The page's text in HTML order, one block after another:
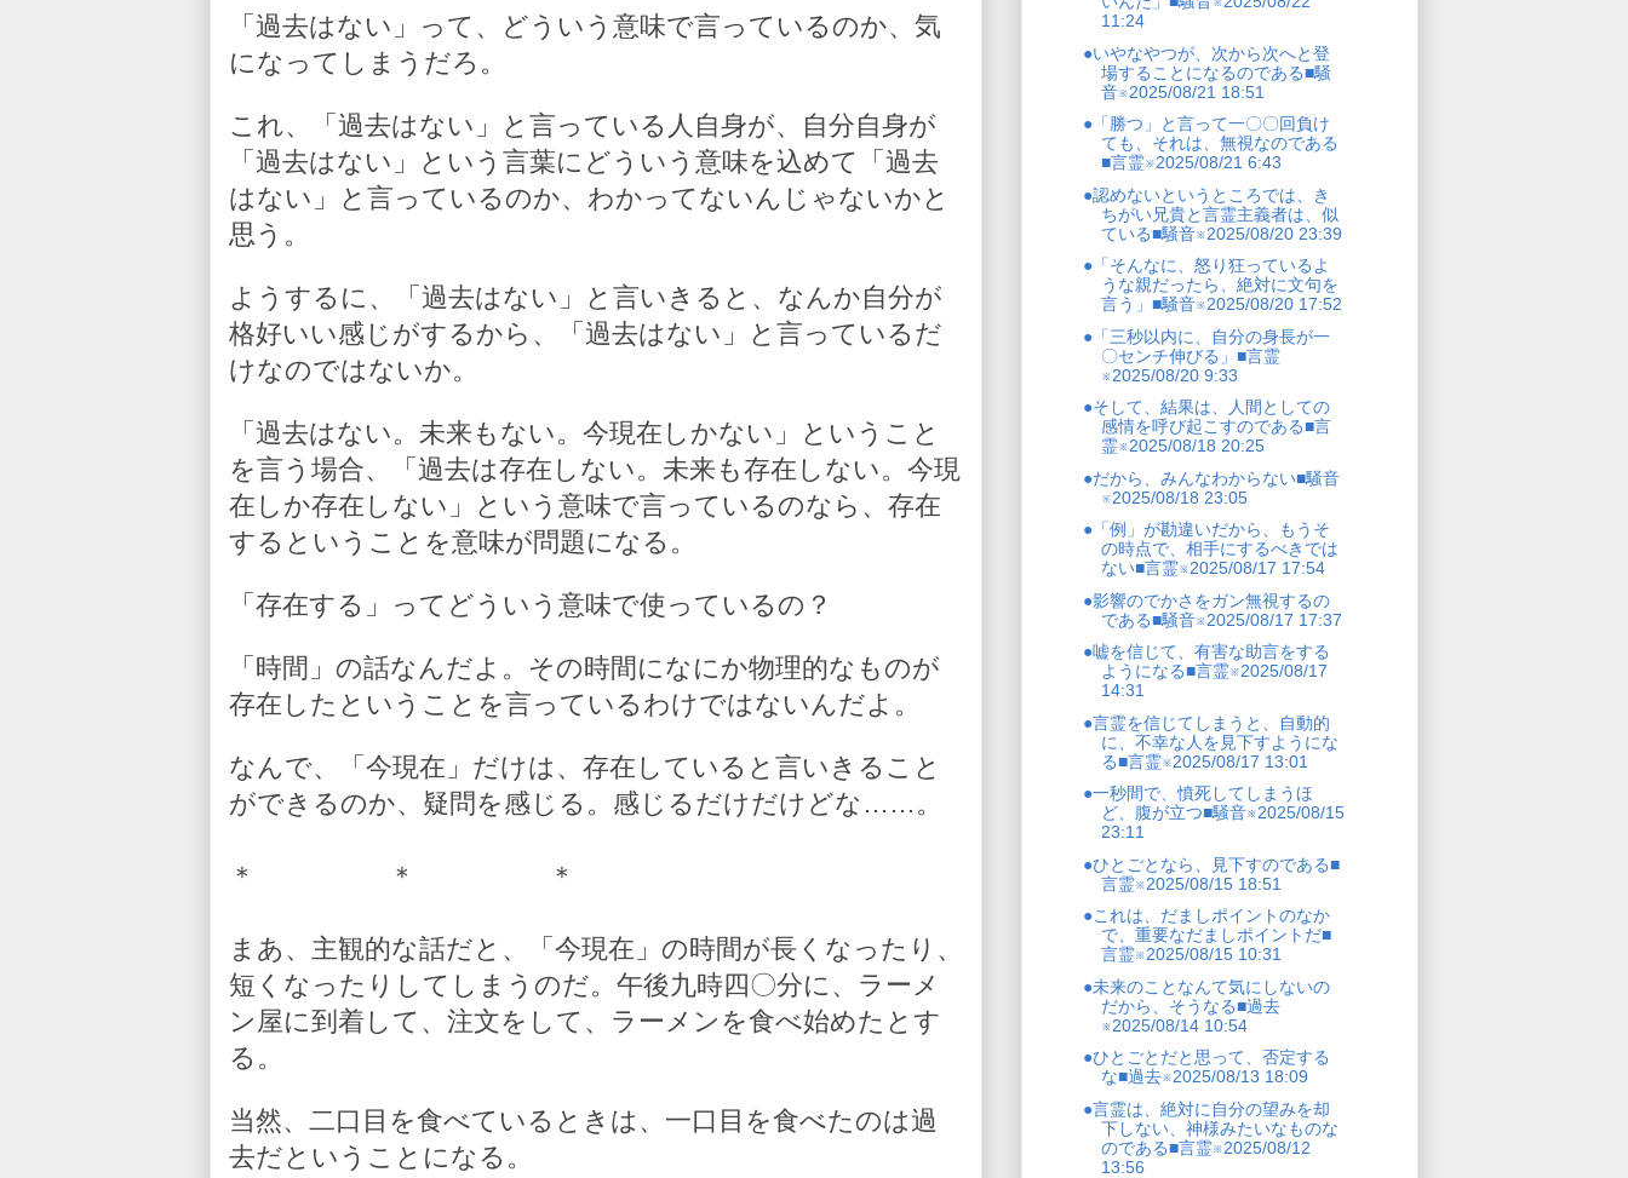
「過去はない」って、どういう意味で言っているのか、気
になってしまうだろ。
これ、「過去はない」と言っている人自身が、自分自身が
「過去はない」という言葉にどういう意味を込めて「過去
はない」と言っているのか、わかってないんじゃないかと
思う。
ようするに、「過去はない」と言いきると、なんか自分が
格好いい感じがするから、「過去はない」と言っているだ
けなのではないか。
「過去はない。未来もない。今現在しかない」ということ
を言う場合、「過去は存在しない。未来も存在しない。今現
在しか存在しない」という意味で言っているのなら、存在
するということを意味が問題になる。
「存在する」ってどういう意味で使っているの？
「時間」の話なんだよ。その時間になにか物理的なものが
存在したということを言っているわけではないんだよ。
なんで、「今現在」だけは、存在していると言いきること
ができるのか、疑問を感じる。感じるだけだけどな……。
＊ ＊ ＊
まあ、主観的な話だと、「今現在」の時間が長くなったり、
短くなったりしてしまうのだ。午後九時四〇分に、ラーメ
ン屋に到着して、注文をして、ラーメンを食べ始めたとす
る。
当然、二口目を食べているときは、一口目を食べたのは過
去だということになる。
11:24
●いやなやつが、次から次へと登
場することになるのである■騒
音※2025/08/21 18:51
●「勝つ」と言って一〇〇回負け
ても、それは、無視なのである
■言霊※2025/08/21 6:43
●認めないというところでは、き
ちがい兄貴と言霊主義者は、似
ている■騒音※2025/08/20 23:39
●「そんなに、怒り狂っているよ
うな親だったら、絶対に文句を
言う」■騒音※2025/08/20 17:52
●「三秒以内に、自分の身長が一
〇センチ伸びる」■言霊
※2025/08/20 9:33
●そして、結果は、人間としての
感情を呼び起こすのである■言
霊※2025/08/18 20:25
●だから、みんなわからない■騒音
※2025/08/18 23:05
●「例」が勘違いだから、もうそ
の時点で、相手にするべきでは
ない■言霊※2025/08/17 17:54
●影響のでかさをガン無視するの
である■騒音※2025/08/17 17:37
●嘘を信じて、有害な助言をする
ようになる■言霊※2025/08/17
14:31
●言霊を信じてしまうと、自動的
に、不幸な人を見下すようにな
る■言霊※2025/08/17 13:01
●一秒間で、憤死してしまうほ
ど、腹が立つ■騒音※2025/08/15
23:11
●ひとごとなら、見下すのである■
言霊※2025/08/15 18:51
●これは、だましポイントのなか
で、重要なだましポイントだ■
言霊※2025/08/15 10:31
●未来のことなんて気にしないの
だから、そうなる■過去
※2025/08/14 10:54
●ひとごとだと思って、否定する
な■過去※2025/08/13 18:09
●言霊は、絶対に自分の望みを却
下しない、神様みたいなものな
のである■言霊※2025/08/12
13:56